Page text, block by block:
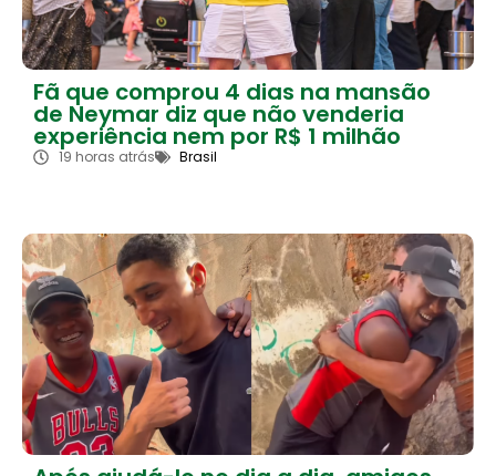
Fã que comprou 4 dias na mansão
de Neymar diz que não venderia
experiência nem por R$ 1 milhão
19 horas atrás Brasil